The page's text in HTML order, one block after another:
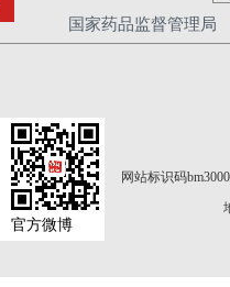
国家药品监督管理局
网站标识码
官方微博